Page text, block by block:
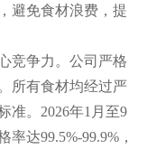
避免食材浪费，提
竞争力。公司严格
所有食材均经过严
准。2026年1月至9
达99.5%-99.9%，